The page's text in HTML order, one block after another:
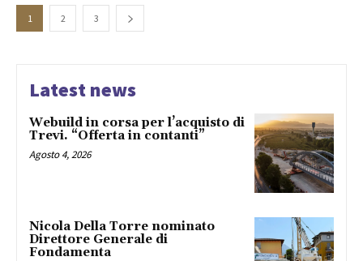
1 2 3
Latest news
Webuild in corsa per l’acquisto di
Trevi. “Offerta in contanti”
Agosto 4, 2026
Nicola Della Torre nominato
Direttore Generale di
Fondamenta